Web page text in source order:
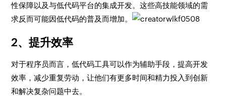
性保障以及与低代码平台的集成开发。这些高技能领域的需
求反而可能因低代码的普及而增加。
2、提升效率
对于程序员而言，低代码工具可以作为辅助手段，提高开发
效率，减少重复劳动，让他们有更多时间和精力投入到创新
和解决复杂问题中去。